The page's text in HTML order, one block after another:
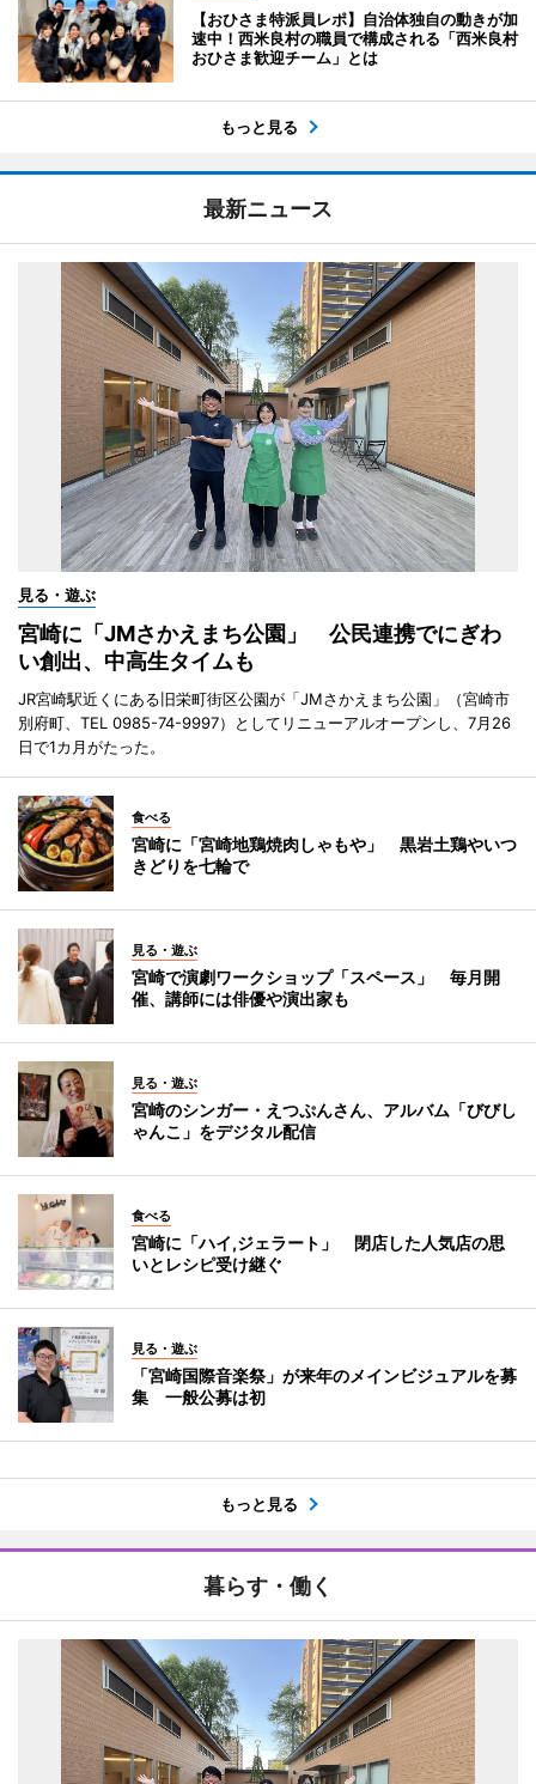
【おひさま特派員レポ】自治体独自の動きが加
速中！西米良村の職員で構成される「西米良村
おひさま歓迎チーム」とは
もっと見る
最新ニュース
見る・遊ぶ
宮崎に「JMさかえまち公園」 公民連携でにぎわ
い創出、中高生タイムも
JR宮崎駅近くにある旧栄町街区公園が「JMさかえまち公園」（宮崎市
別府町、TEL 0985-74-9997）としてリニューアルオープンし、7月26
日で1カ月がたった。
食べる
宮崎に「宮崎地鶏焼肉しゃもや」 黒岩土鶏やいつ
きどりを七輪で
見る・遊ぶ
宮崎で演劇ワークショップ「スペース」 毎月開
催、講師には俳優や演出家も
見る・遊ぶ
宮崎のシンガー・えつぷんさん、アルバム「びびし
ゃんこ」をデジタル配信
食べる
宮崎に「ハイ,ジェラート」 閉店した人気店の思
いとレシピ受け継ぐ
見る・遊ぶ
「宮崎国際音楽祭」が来年のメインビジュアルを募
集 一般公募は初
もっと見る
暮らす・働く